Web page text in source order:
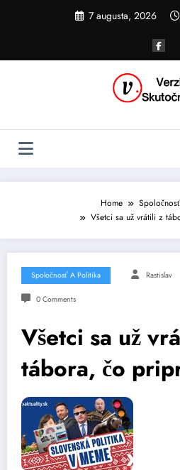
7 augusta, 2026
Home
Všetci sa už vrátili z
Spoločnosť A Politika Rastislav
0 Comments
Všetci sa už
tábora, čo